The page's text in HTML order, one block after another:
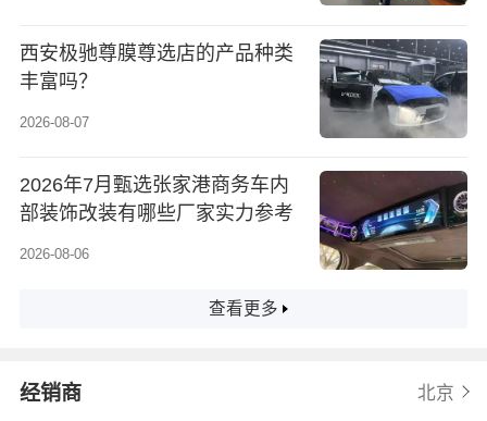
西安极驰尊膜尊选店的产品种类
丰富吗？
2026-08-07
2026年7月甄选张家港商务车内
部装饰改装有哪些厂家实力参考
2026-08-06
查看更多
经销商 北京